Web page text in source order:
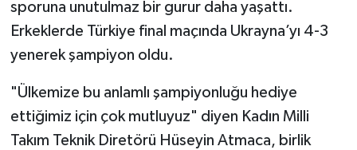
sporuna unutulmaz bir gurur daha yaşattı.
Erkeklerde Türkiye final maçında Ukrayna’yı 4-3
yenerek şampiyon oldu.
"Ülkemize bu anlamlı şampiyonluğu hediye
ettiğimiz için çok mutluyuz" diyen Kadın Milli
Takım Teknik Diretörü Hüseyin Atmaca, birlik